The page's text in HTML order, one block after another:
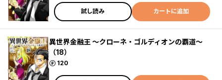
試し読み カートに追加
異世界金融王 ～クローネ・ゴルディオンの覇道～
（18）
120
ポイント